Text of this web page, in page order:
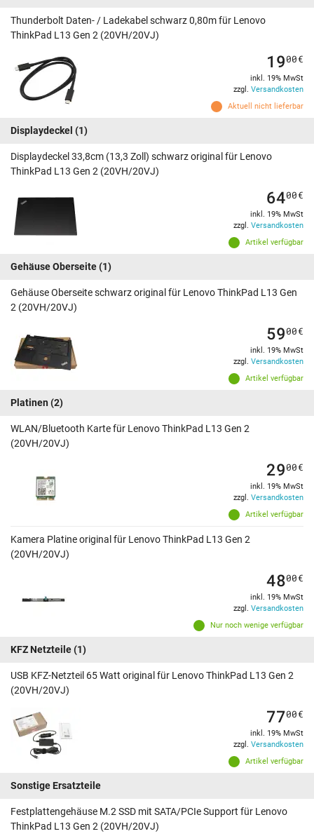
Thunderbolt Daten- / Ladekabel schwarz 0,80m für Lenovo
ThinkPad L13 Gen 2 (20VH/20VJ)
Aktuell nicht lieferbar
1900€
inkl. 19% MwSt
zzgl. Versandkosten
Displaydeckel (1)
Displaydeckel 33,8cm (13,3 Zoll) schwarz original für Lenovo
ThinkPad L13 Gen 2 (20VH/20VJ)
Artikel verfügbar
6400€
inkl. 19% MwSt
zzgl. Versandkosten
Gehäuse Oberseite(1)
Gehäuse Oberseite schwarz original für Lenovo ThinkPad L13 Gen
2 (20VH/20VJ)
Artikel verfügbar
5900€
inkl. 19% MwSt
zzgl. Versandkosten
Platinen (2)
WLAN/Bluetooth Karte für Lenovo ThinkPad L13 Gen 2
(20VH/20VJ)
Artikel verfügbar
2900€
inkl. 19% MwSt
zzgl. Versandkosten
Kamera Platine original für Lenovo ThinkPad L13 Gen 2
(20VH/20VJ)
Nur noch wenige verfügbar
4800€
inkl. 19% MwSt
zzgl. Versandkosten
KFZ Netzteile(1)
USB KFZ-Netzteil 65 Watt original für Lenovo ThinkPad L13 Gen 2
(20VH/20VJ)
Artikel verfügbar
7700€
inkl. 19% MwSt
zzgl. Versandkosten
Sonstige Ersatzteile
Festplattengehäuse M.2 SSD mit SATA/PCIe Support für Lenovo
ThinkPad L13 Gen 2 (20VH/20VJ)